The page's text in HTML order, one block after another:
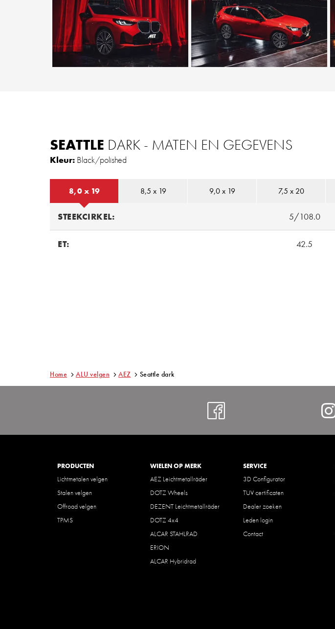
SEATTLE DARK - MATEN EN GEGEVENS
Kleur: Black/polished
8,0 x 19 8,5 x 19 9,0 x 19 7,5 x 20
STEEKCIRKEL: 5/108.0
ET: 42.5
Home ALU velgen AEZ Seattle dark
PRODUCTEN
Lichtmetalen velgen
Stalen velgen
Offroad velgen
TPMS
WIELEN OP MERK
AEZ Leichtmetallräder
DOTZ Wheels
DEZENT Leichtmetallräder
DOTZ 4x4
ALCAR STAHLRAD
ERION
ALCAR Hybridrad
SERVICE
3D Configurator
TUV certificaten
Dealer zoeken
Leden login
Contact